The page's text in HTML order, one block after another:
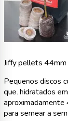
Jiffy pellets 44mm
Pequenos discos
que, hidratados
aproximadamente
para semear a